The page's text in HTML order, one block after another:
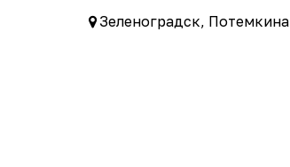
Зеленоградск, Потемкина